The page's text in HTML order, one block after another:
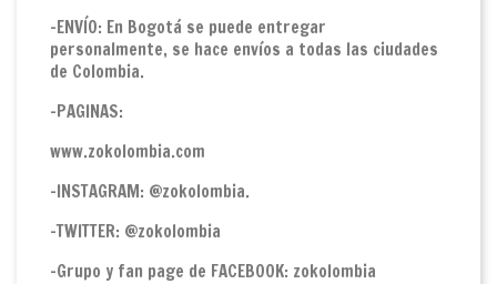
-ENVÍO: En Bogotá se puede entregar
personalmente, se hace envíos a todas las ciudades
de Colombia.
-PAGINAS:
www.zokolombia.com
-INSTAGRAM: @zokolombia.
-TWITTER: @zokolombia
-Grupo y fan page de FACEBOOK: zokolombia